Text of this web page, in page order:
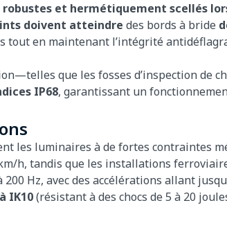
et hermétiquement scellés
doivent atteindre des bords à bride
tout en maintenant l’intégrité
que les fosses d’inspection de
IP68, garantissant un
les luminaires à de fortes contraintes
h, tandis que les installations
Hz, avec des accélérations allant
IK10(résistant à des chocs de 5 à 20